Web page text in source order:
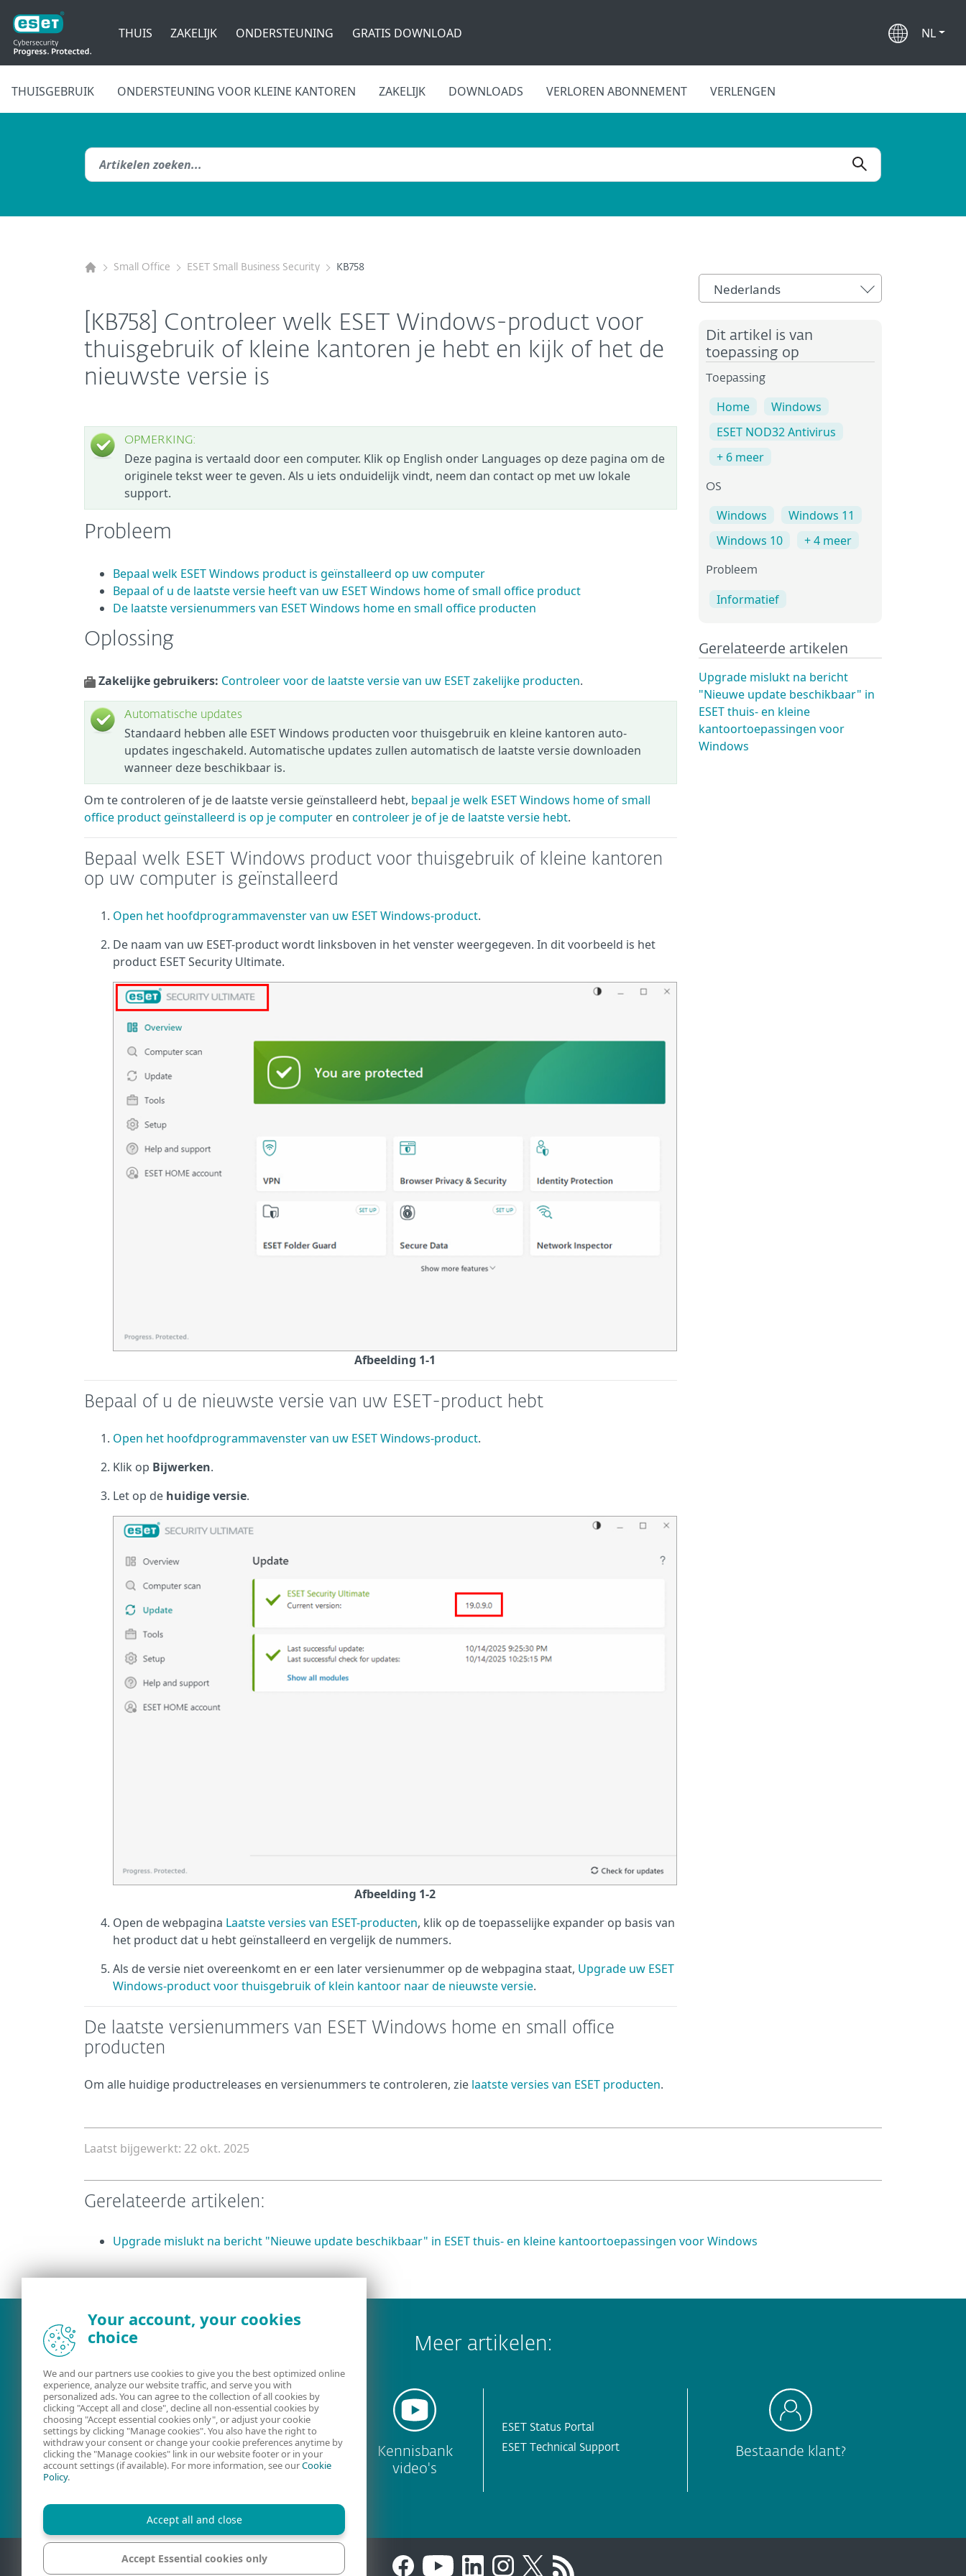
THUIS ZAKELIJK ONDERSTEUNING GRATIS DOWNLOAD NL
THUISGEBRUIK ONDERSTEUNING VOOR KLEINE KANTOREN ZAKELIJK DOWNLOADS VERLOREN ABONNEMENT VERLENGEN
Small Office ESET Small Business Security KB758
[KB758] Controleer welk ESET Windows-product voor
thuisgebruik of kleine kantoren je hebt en kijk of het de
nieuwste versie is
OPMERKING:
Deze pagina is vertaald door een computer. Klik op English onder Languages op deze pagina om de
originele tekst weer te geven. Als u iets onduidelijk vindt, neem dan contact op met uw lokale
support.
Probleem
Bepaal welk ESET Windows product is geïnstalleerd op uw computer
Bepaal of u de laatste versie heeft van uw ESET Windows home of small office product
De laatste versienummers van ESET Windows home en small office producten
Oplossing
Zakelijke gebruikers: Controleer voor de laatste versie van uw ESET zakelijke producten.
Automatische updates
Standaard hebben alle ESET Windows producten voor thuisgebruik en kleine kantoren auto-
updates ingeschakeld. Automatische updates zullen automatisch de laatste versie downloaden
wanneer deze beschikbaar is.
Om te controleren of je de laatste versie geïnstalleerd hebt, bepaal je welk ESET Windows home of small
office product geïnstalleerd is op je computer en controleer je of je de laatste versie hebt.
Bepaal welk ESET Windows product voor thuisgebruik of kleine kantoren
op uw computer is geïnstalleerd
Open het hoofdprogrammavenster van uw ESET Windows-product.
De naam van uw ESET-product wordt linksboven in het venster weergegeven. In dit voorbeeld is het
product ESET Security Ultimate.
Afbeelding 1-1
Bepaal of u de nieuwste versie van uw ESET-product hebt
Open het hoofdprogrammavenster van uw ESET Windows-product.
Klik op Bijwerken.
Let op de huidige versie.
Afbeelding 1-2
Open de webpagina Laatste versies van ESET-producten, klik op de toepasselijke expander op basis van
het product dat u hebt geïnstalleerd en vergelijk de nummers.
Als de versie niet overeenkomt en er een later versienummer op de webpagina staat, Upgrade uw ESET
Windows-product voor thuisgebruik of klein kantoor naar de nieuwste versie.
De laatste versienummers van ESET Windows home en small office
producten
Om alle huidige productreleases en versienummers te controleren, zie laatste versies van ESET producten.
Nederlands
Dit artikel is van
toepassing op
Toepassing
Home
Windows
ESET NOD32 Antivirus
+ 6 meer
OS
Windows
Windows 11
Windows 10
+ 4 meer
Probleem
Informatief
Gerelateerde artikelen
Upgrade mislukt na bericht
"Nieuwe update beschikbaar" in
ESET thuis- en kleine
kantoortoepassingen voor
Windows
Laatst bijgewerkt: 22 okt. 2025
Gerelateerde artikelen:
Upgrade mislukt na bericht "Nieuwe update beschikbaar" in ESET thuis- en kleine kantoortoepassingen voor Windows
Meer artikelen:
Documentatie
ESET Security
Forum
Kennisbank
video's
ESET Status Portal
ESET Technical Support
Bestaande klant?
Your account, your cookies
choice
We and our partners use cookies to give you the best optimized online
experience, analyze our website traffic, and serve you with
personalized ads. You can agree to the collection of all cookies by
clicking "Accept all and close", decline all non-essential cookies by
choosing "Accept essential cookies only", or adjust your cookie
settings by clicking "Manage cookies". You also have the right to
withdraw your consent or change your cookie preferences anytime by
clicking the "Manage cookies" link in our website footer or in your
account settings (if available). For more information, see ourCookie
Policy.
Accept all and close
Accept Essential cookies only